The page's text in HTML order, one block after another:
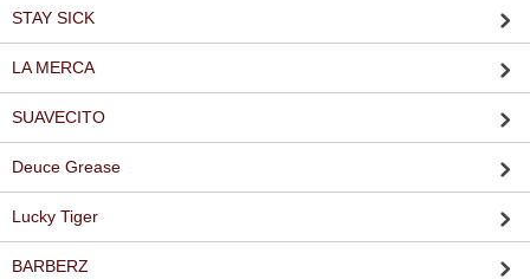
STAY SICK
LA MERCA
SUAVECITO
Deuce Grease
Lucky Tiger
BARBERZ